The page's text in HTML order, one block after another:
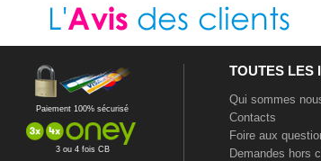
Paiement 100% sécurisé
3 ou 4 fois CB
TOUTES LES
Qui sommes
Contacts
Foire aux
Demandes hors